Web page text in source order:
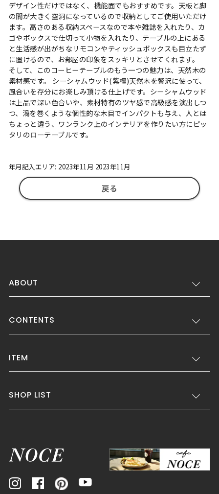
デザイン性だけではなく、機能面でもおすすめです。天板と脚
の間が大きく空洞になっているので収納としてご使用いただけ
ます。高さのある収納スペースなので本や雑誌を入れたり、カ
ゴやボックスで仕切って小物を入れたり、テーブルの上にある
と生活感が出がちなリモコンやティッシュボックスも目立たず
に置けるので、お部屋の印象をスッキリとさせてくれます。
そして、このコーヒーテーブルのもう一つの魅力は、天然木の
素材感です。 シーシャムウッド(紫檀)天然木を贅沢に使って、
風合いを存分にお楽しみ頂ける仕上げです。シーシャムウッド
は上品で深い色合いや、素材特有のツヤ感で高級感を演出しつ
つ、渦を巻くような個性的な木目でインパクトも与え、人とは
ちょっと違う、ワンランク上のインテリアを作りたい方にピッ
タリのローテーブルです。
年月記入エリア: 2023年11月 2023年11月
戻る
ABOUT
CONTENTS
ITEM
SHOP LIST